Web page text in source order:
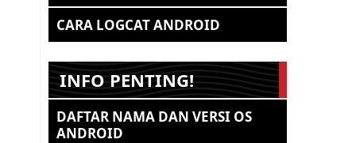
CARA LOGCAT ANDROID
INFO PENTING!
DAFTAR NAMA DAN VERSI OS
ANDROID